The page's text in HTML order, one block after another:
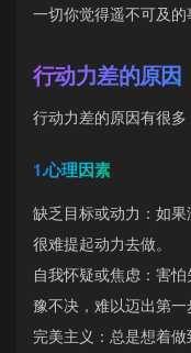
一切你觉得遥不可及
行动力差的原因
行动力差的原因有很多
1.心理因素
缺乏目标或动力：如
很难提起动力去做。
自我怀疑或焦虑：害
豫不决，难以迈出第一
完美主义：总是想着